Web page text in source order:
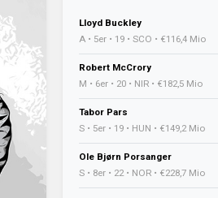
Lloyd Buckley
A • 5er • 19 • SCO • €116,4 Mio
Robert McCrory
M • 6er • 20 • NIR • €182,5 Mio
Tabor Pars
S • 5er • 19 • HUN • €149,2 Mio
Ole Bjørn Porsanger
S • 8er • 22 • NOR • €228,7 Mio